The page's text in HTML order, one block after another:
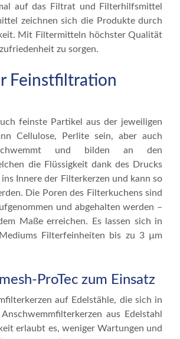
auf das Filtrat und Filterhilfsmittel
zeichnen sich die Produkte durch
Mit Filtermitteln höchster Qualität
zu sorgen.
Feinstfiltration
feinste Partikel aus der jeweiligen
Cellulose, Perlite sein, aber auch
und bilden an den
die Flüssigkeit dank des Drucks
Innere der Filterkerzen und kann so
Die Poren des Filterkuchens sind
und abgehalten werden –
Maße erreichen. Es lassen sich in
Filterfeinheiten bis zu 3 µm
ProTec zum Einsatz
auf Edelstähle, die sich in
aus Edelstahl
erlaubt es, weniger Wartungen und